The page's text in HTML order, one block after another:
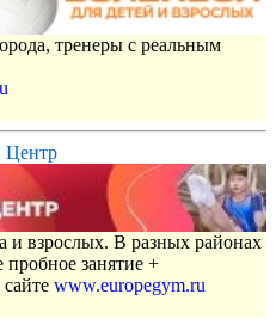
тренеры с реальным
Центр
и взрослых. В разных районах
занятие +
www.europegym.ru